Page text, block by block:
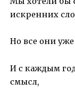
искренних
Но все они
И с каждым
смысл,